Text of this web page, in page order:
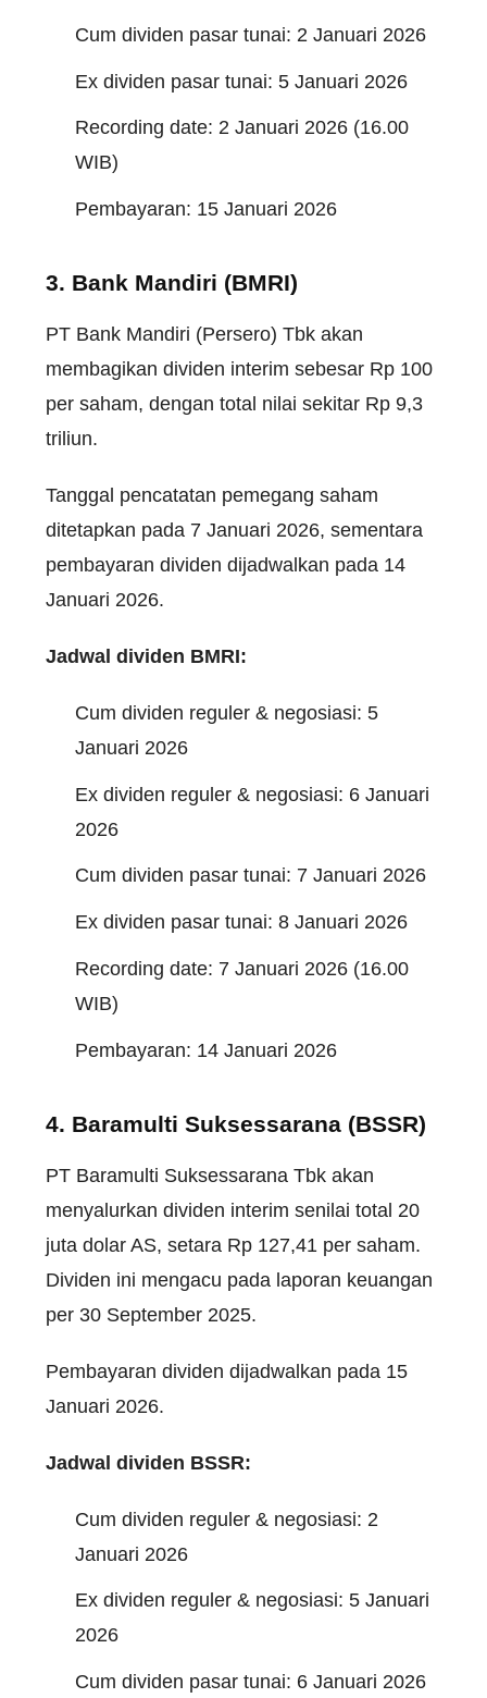
Cum dividen pasar tunai: 2 Januari 2026
Ex dividen pasar tunai: 5 Januari 2026
Recording date: 2 Januari 2026 (16.00
WIB)
Pembayaran: 15 Januari 2026
3. Bank Mandiri (BMRI)
PT Bank Mandiri (Persero) Tbk akan
membagikan dividen interim sebesar Rp 100
per saham, dengan total nilai sekitar Rp 9,3
triliun.
Tanggal pencatatan pemegang saham
ditetapkan pada 7 Januari 2026, sementara
pembayaran dividen dijadwalkan pada 14
Januari 2026.
Jadwal dividen BMRI:
Cum dividen reguler & negosiasi: 5
Januari 2026
Ex dividen reguler & negosiasi: 6 Januari
2026
Cum dividen pasar tunai: 7 Januari 2026
Ex dividen pasar tunai: 8 Januari 2026
Recording date: 7 Januari 2026 (16.00
WIB)
Pembayaran: 14 Januari 2026
4. Baramulti Suksessarana (BSSR)
PT Baramulti Suksessarana Tbk akan
menyalurkan dividen interim senilai total 20
juta dolar AS, setara Rp 127,41 per saham.
Dividen ini mengacu pada laporan keuangan
per 30 September 2025.
Pembayaran dividen dijadwalkan pada 15
Januari 2026.
Jadwal dividen BSSR:
Cum dividen reguler & negosiasi: 2
Januari 2026
Ex dividen reguler & negosiasi: 5 Januari
2026
Cum dividen pasar tunai: 6 Januari 2026